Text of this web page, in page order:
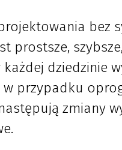
bez
prostsze,
dziedzinie
w przypadku
zmiany